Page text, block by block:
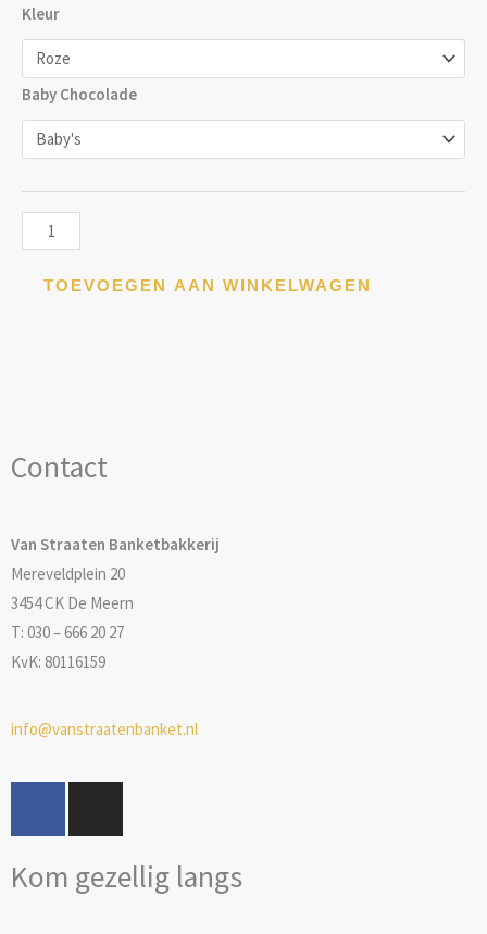
Kleur
Baby Chocolade
Baby
Chocolade
aantal
TOEVOEGEN AAN WINKELWAGEN
Contact
Van Straaten Banketbakkerij
Mereveldplein 20
3454 CK De Meern
T: 030 – 666 20 27
KvK: 80116159
info@vanstraatenbanket.nl
F
c
e
I
s
t
Kom gezellig langs